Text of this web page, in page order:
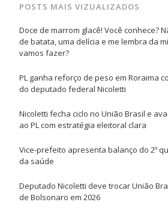
POSTS MAIS VIZUALIZADOS
Doce de marrom glacê! Você conhece?
de batata, uma delícia e me lembra da
vamos fazer?
PL ganha reforço de peso em Roraima
do deputado federal Nicoletti
Nicoletti fecha ciclo no União Brasil e
ao PL com estratégia eleitoral clara
Vice‑prefeito apresenta balanço do 2º
da saúde
Deputado Nicoletti deve trocar União
de Bolsonaro em 2026